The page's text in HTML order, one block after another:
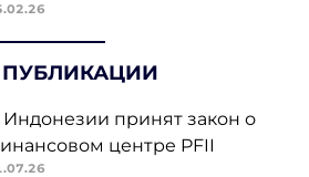
принят закон о
центре PFII